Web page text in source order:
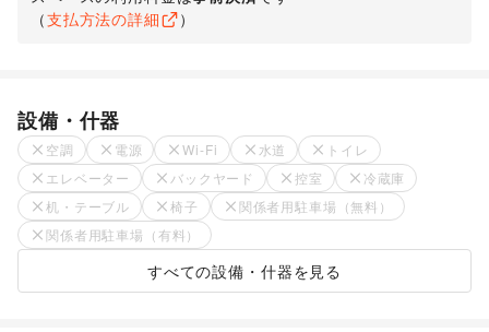
（支払方法の詳細 ）
設備・什器
空調 電源 Wi-Fi 水道
トイレ
エレベーター
バックヤード 控室
冷蔵庫
机・テーブル
椅子
関係者用駐車場（無料）
関係者用駐車場（有料）
すべての設備・什器を見る